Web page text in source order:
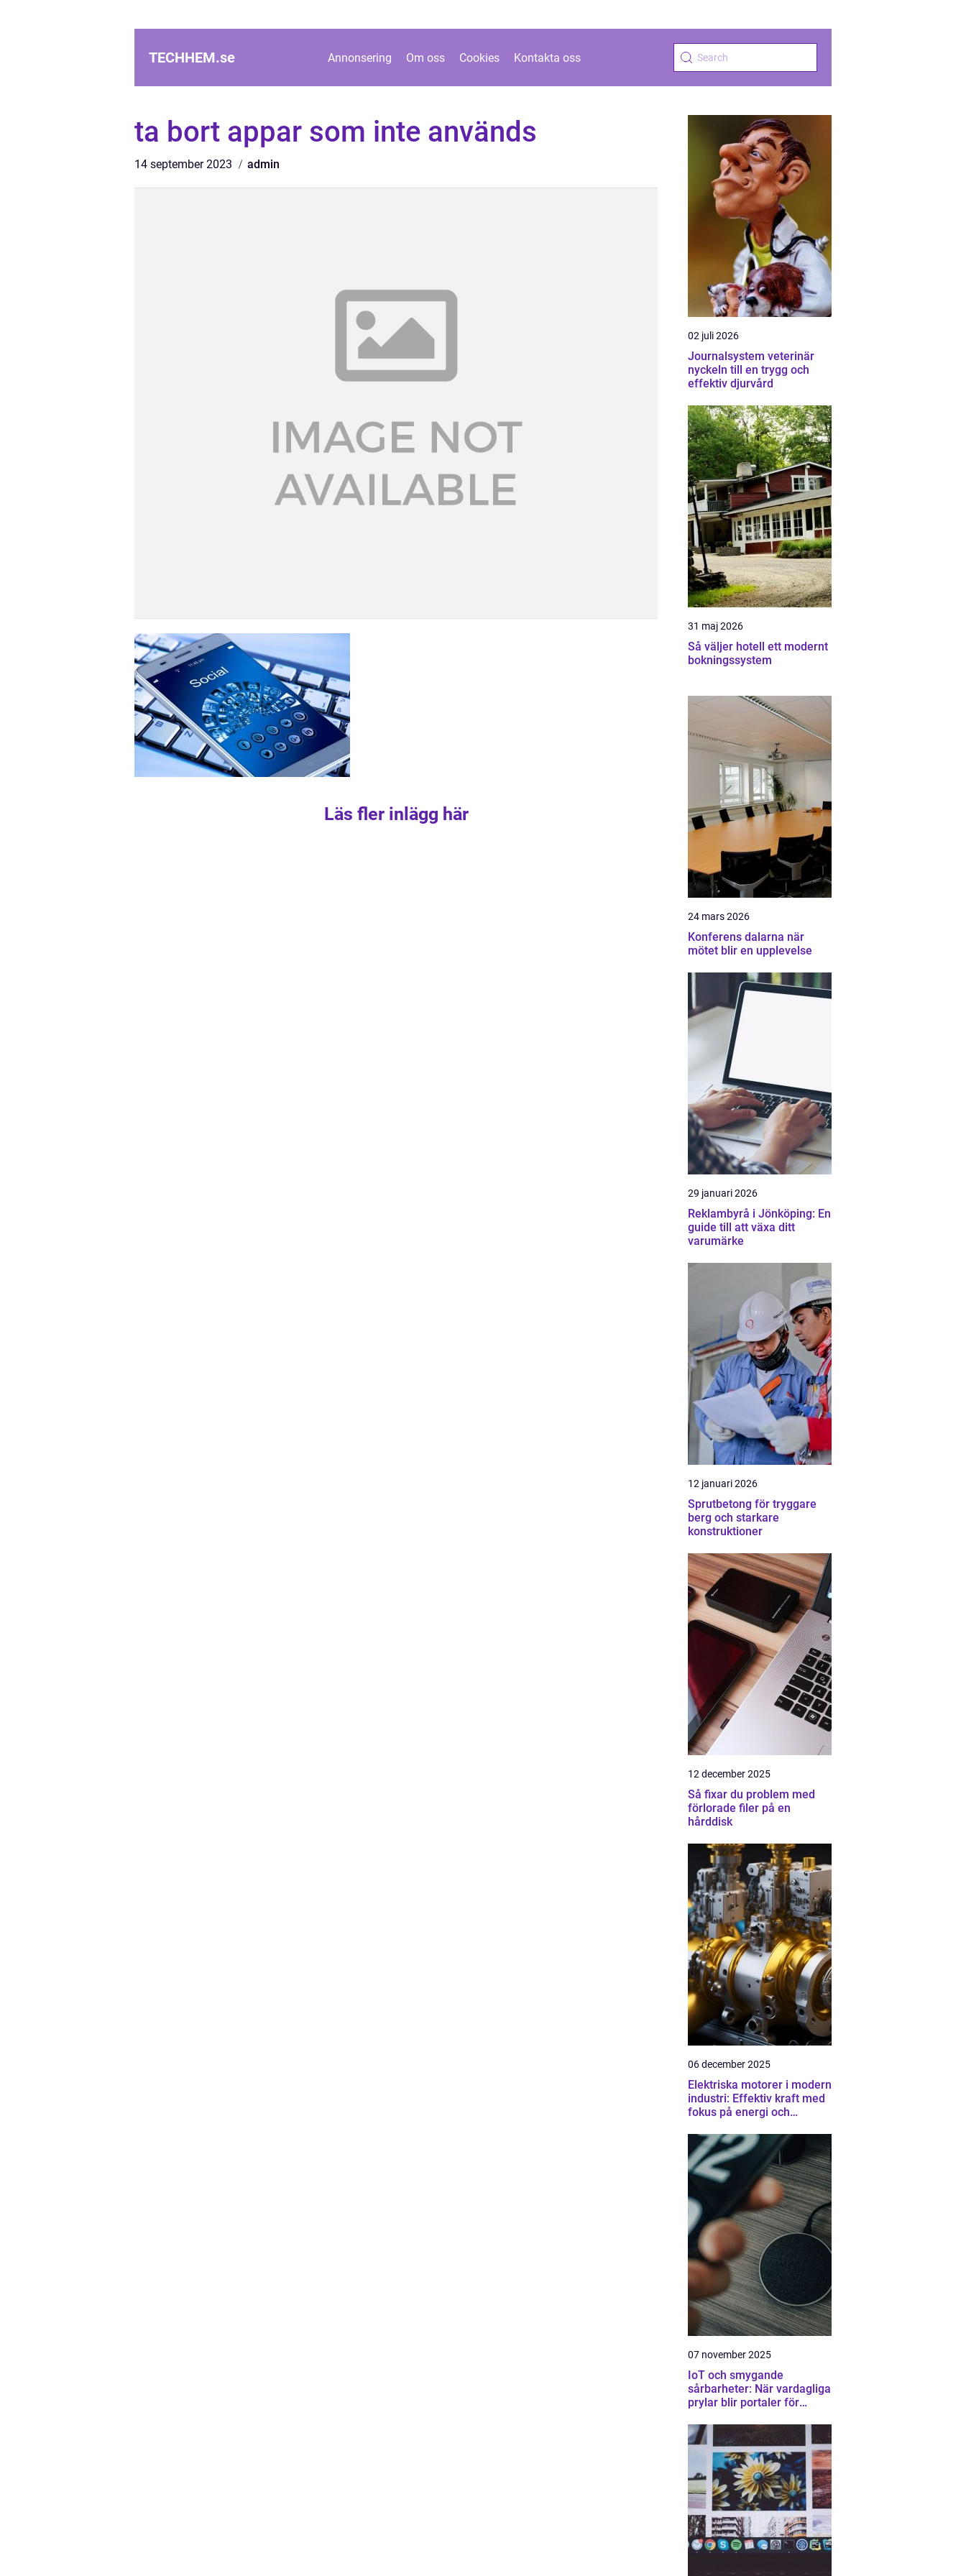
TECHHEM.se Annonsering Om oss Cookies Kontakta oss
ta bort appar som inte används
14 september 2023 admin
Läs fler inlägg här
02 juli 2026
Journalsystem veterinär
nyckeln till en trygg och
effektiv djurvård
31 maj 2026
Så väljer hotell ett modernt
bokningssystem
24 mars 2026
Konferens dalarna när
mötet blir en upplevelse
29 januari 2026
Reklambyrå i Jönköping: En
guide till att växa ditt
varumärke
12 januari 2026
Sprutbetong för tryggare
berg och starkare
konstruktioner
12 december 2025
Så fixar du problem med
förlorade filer på en
hårddisk
06 december 2025
Elektriska motorer i modern
industri: Effektiv kraft med
fokus på energi och
07 november 2025
IoT och smygande
sårbarheter: När vardagliga
prylar blir portaler för